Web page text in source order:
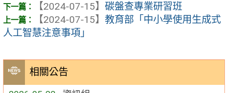
相關公告
【2024-07-15】 碳盤查專業研習班
【2024-07-15】 教育部「中小學使用生成式
人工智慧注意事項」